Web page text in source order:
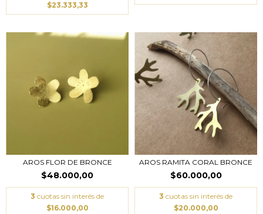
$23.333,33
AROS FLOR DE BRONCE
$48.000,00
3 cuotas sin interés de
$16.000,00
AROS RAMITA CORAL BRONCE
$60.000,00
3 cuotas sin interés de
$20.000,00